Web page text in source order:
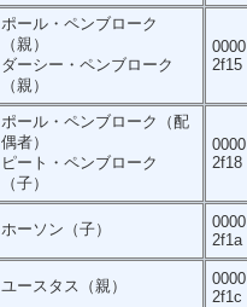
ポール・ペンブローク
（親）
ダーシー・ペンブローク
（親）
0000
2f15
ポール・ペンブローク（配
偶者）
ピート・ペンブローク
（子）
0000
2f18
ホーソン（子）
0000
2f1a
ユースタス（親）
0000
2f1c